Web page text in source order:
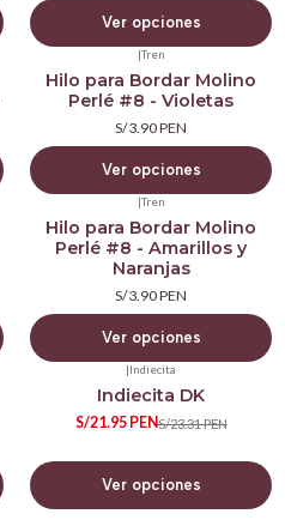
Ver opciones
|Tren
Hilo para Bordar Molino
Perlé #8 - Violetas
S/3.90 PEN
Ver opciones
|Tren
Hilo para Bordar Molino
Perlé #8 - Amarillos y
Naranjas
S/3.90 PEN
Ver opciones
|Indiecita
Indiecita DK
S/21.95 PENS/23.31 PEN
Ver opciones